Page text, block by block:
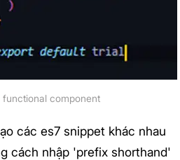
functional component
các es7 snippet khác nhau
cách nhập 'prefix shorthand'